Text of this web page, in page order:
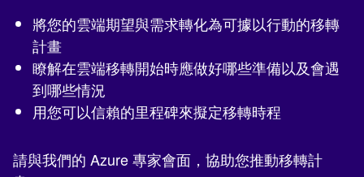
將您的雲端期望與需求轉化為可據以行動的移轉
計畫
瞭解在雲端移轉開始時應做好哪些準備以及會遇
到哪些情況
用您可以信賴的里程碑來擬定移轉時程
請與我們的 Azure 專家會面，協助您推動移轉計